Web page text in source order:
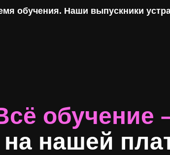
обучения. Наши выпускники
обучение
на нашей